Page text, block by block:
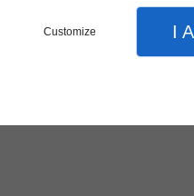
Customize I